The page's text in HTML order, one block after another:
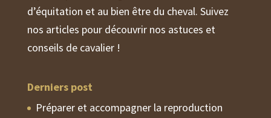
d’équitation et au bien être du cheval. Suivez
nos articles pour découvrir nos astuces et
conseils de cavalier !
Derniers post
Préparer et accompagner la reproduction